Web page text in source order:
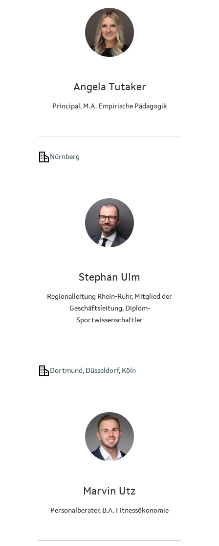
Angela Tutaker
Principal, M.A. Empirische Pädagogik
Nürnberg
Stephan Ulm
Regionalleitung Rhein-Ruhr, Mitglied der
Geschäftsleitung, Diplom-
Sportwissenschaftler
Dortmund, Düsseldorf, Köln
Marvin Utz
Personalberater, B.A. Fitnessökonomie